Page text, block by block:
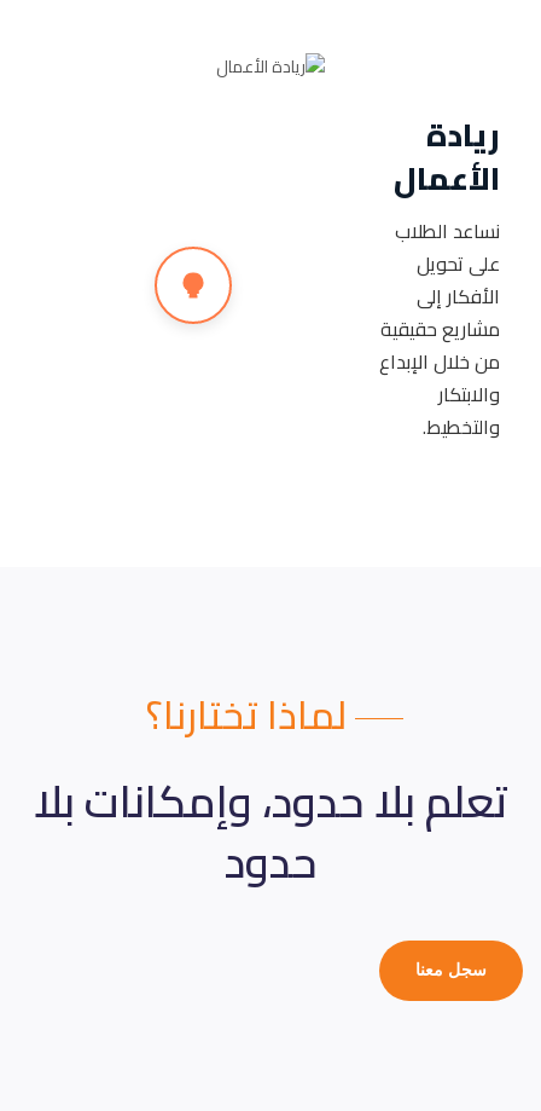
ريادة
الأعمال
نساعد الطلاب
على تحويل
الأفكار إلى
مشاريع حقيقية
من خلال الإبداع
والابتكار
والتخطيط.
لماذا تختارنا؟
تعلم بلا حدود، وإمكانات بلا
حدود
سجل معنا